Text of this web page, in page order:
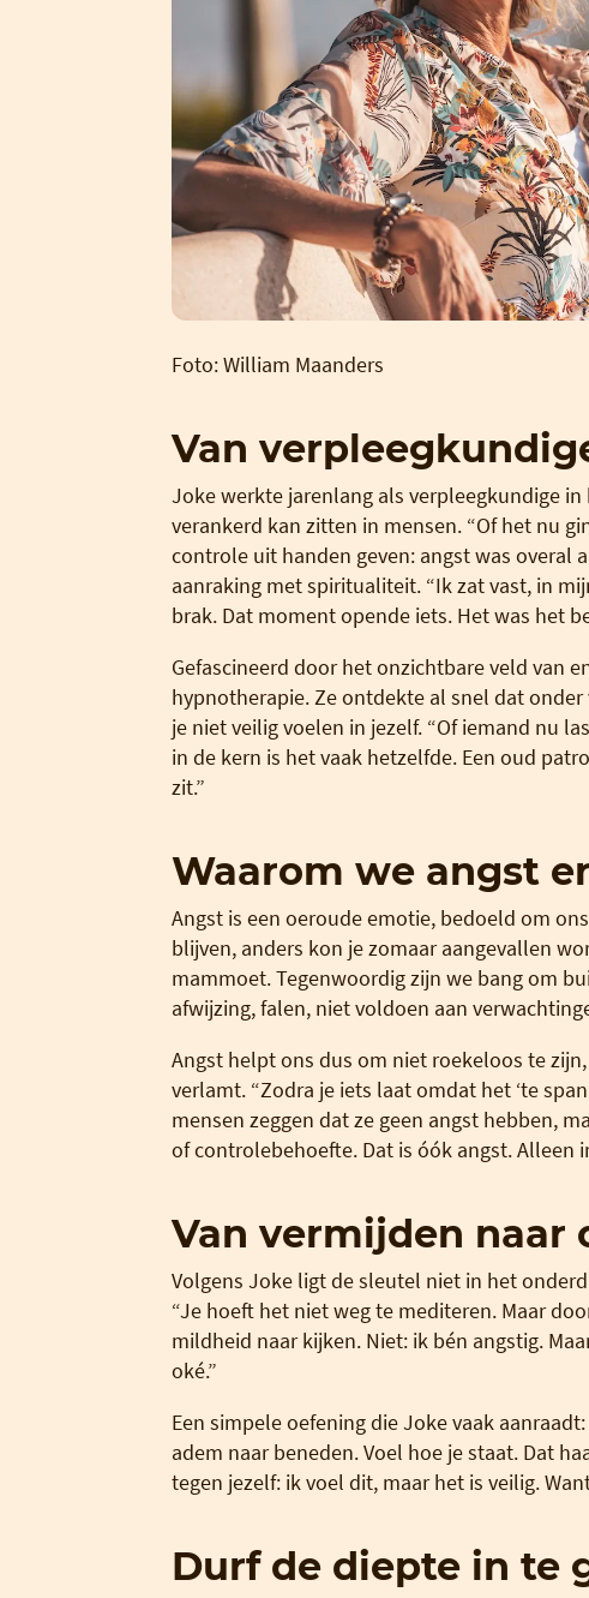
Foto: William Maanders
Van
Joke werkte jarenlang als verpleegkundige
verankerd kan zitten in mensen. “Of het nu
controle uit handen geven: angst was overal
aanraking met spiritualiteit. “Ik zat vast, in
brak. Dat moment opende iets. Het was het
Gefascineerd door het onzichtbare veld van
hypnotherapie. Ze ontdekte al snel dat
je niet veilig voelen in jezelf. “Of iemand nu
in de kern is het vaak hetzelfde. Een oud
zit.”
Waarom we angst
Angst is een oeroude emotie, bedoeld om
blijven, anders kon je zomaar aangevallen
mammoet. Tegenwoordig zijn we bang om
afwijzing, falen, niet voldoen aan
Angst helpt ons dus om niet roekeloos te
verlamt. “Zodra je iets laat omdat het ‘te
mensen zeggen dat ze geen angst hebben,
of controlebehoefte. Dat is óók angst. Alleen
Van vermijden naar
Volgens Joke ligt de sleutel niet in het
“Je hoeft het niet weg te mediteren. Maar
mildheid naar kijken. Niet: ik bén angstig.
oké.”
Een simpele oefening die Joke vaak
adem naar beneden. Voel hoe je staat. Dat
tegen jezelf: ik voel dit, maar het is veilig.
Durf de diepte in te